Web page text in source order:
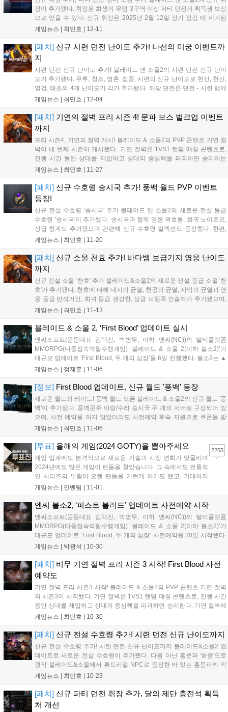
장이 추가됐다. 휘장은 희생의 무덤 3구역 이상 파티 던전의 획득권 보상
으로 얻을 수 있다. 신규 휘장은 2025년 2월 12일 정기 점검 때 제거된
다. 휘장은 낡은부터 영롱한까지 등급이 있으며, 등급에 따라 얻을 수 있
게임뉴스 | 최민호 | 12-11
[패치] 신규 시련 던전 난이도 추가! 나선의 미궁 이벤트까
지
시련 던전 신규 난이도 추가! 블레이드 앤 소울2의 시련 던전 신규 난이
도가 추가됐다. 무투, 창조, 영혼, 집중, 시련의 신규 난이도로 헌신, 천신,
영겁, 태초의 4개 난이도가 각가 추가됐다. 해당 던전은 던전 - 시련 탭에
서 입장할 수 있다. 각 던전의 주요 보상은 신선루(각인), 소울 파편, 언령
게임뉴스 | 최민호 | 12-04
[패치] 기연의 절벽 프리 시즌 4! 문파 보스 벌크업 이벤트
까지
프리 시즌4, 기연의 절벽 개시! 블레이드 & 소울2의 PVP 콘텐츠 기연 절
벽이 네 번째 시즌이 개시했다. 기연 절벽은 1VS1 랜덤 매칭 콘텐츠로,
진행 시간 동안 상대를 제압하고 상대의 중심핵을 파괴하면 승리하는
PVP 콘텐츠다. 기연 절벽에서는 '기연 절벽의 규율'이 발동, 소울 발동률/
게임뉴스 | 최민호 | 11-27
[패치] 신규 수호령 송시국 추가! 풍백 월드 PVP 이벤트
등장!
신규 전설 수호령 '송시국' 추가 블레이드 앤 소울2의 새로운 전설 등급
수호령 '송시국'이 추가됐다. 송시국과 함께 영웅 곽호룡, 희귀 노이토모,
상급 청게도 추가됐으며 관련해 신규 수호령 컬렉션도 등장했다. 한편,
신규 장신구도 추가됐다. 태초의 지배자 반지는 2차 전설반지로 +3 푸른
게임뉴스 | 최민호 | 11-20
[패치] 신규 소울 천효 추가! 바다뱀 보급기지 영웅 난이도
까지
신규 전설 소울 '천효' 추가 블레이드&소울2의 새로운 전설 등급 소울 '천
효'가 추가됐다. 천효에 더해 대지의 균열, 천공의 균열, 사막의 균열과 영
웅 등급 반석거인, 희귀 등급 권강한, 상급 낙원족 인솔자가 추가됐으며,
관련 도감 효과도 등장했다. 천효의 새로운 블레이드 효과, 각성 무공 효
게임뉴스 | 최민호 | 11-13
블레이드 & 소울 2, ‘First Blood’ 업데이트 실시
엔씨소프트(공동대표 김택진, 박병무, 이하 엔씨(NC))의 멀티플랫폼
MMORPG(다중접속역할수행게임) ‘블레이드 & 소울 2(이하 블소2)’가
대규모 업데이트 ‘First Blood, 두 개의 심장’을 6일 진행했다. 블소2는 ▲
신규 레이드 월드 풍백 ▲월드 스코어 ▲블러드 보스 ▲패스트 트랙
게임뉴스 | 정재훈 | 11-06
[정보] First Blood 업데이트, 신규 월드 '풍백' 등장
새로운 월드와 레이드! 풍백 월드 오픈 블레이드 & 소울2의 신규 월드 '풍
백'이 추가됐다. 풍백문주 아랑/수라 송시국 두 개의 서버로 구성되어 있
으며, 사전 예약을 하지 않았더라도 사전예약 후속 지원으로 쿠폰을 받
을 수 있다. 쿠폰 번호는 풍백문주 아랑 서버는
BNS2FIRSTBLOODSURA이다....
게임뉴스 | 최민호 | 11-06
[투표] 올해의 게임(2024 GOTY)을 뽑아주세요
게임 업계에도 본격적으로 새로운 기술과 시장 변화가 맞물리며
2024년에도 많은 게임이 팬들을 찾았습니다. 그 속에서도 전통적
인 시리즈의 부활이 오랜 팬들을 기쁘게 하기도 했고, 기대하지
못했던 신작이 깜짝 흥행을 거두기도 했습니다. 특히 일본은 물론
3국에 대한 기대가 높아지기도 했습니다....
게임뉴스 | 인벤팀 | 11-01
2255
엔씨 블소2, ‘퍼스트 블러드’ 업데이트 사전예약 시작
엔씨소프트(공동대표 김택진, 박병무, 이하 엔씨(NC))의 멀티플랫폼
MMORPG(다중접속역할수행게임) ‘블레이드 & 소울 2(이하 블소2)’가
대규모 업데이트 ‘First Blood, 두 개의 심장’ 사전예약을 30일 시작했다.
블소2는 신규 레이드 월드 ‘풍백’을 선보인다. 풍백은 ‘이름 없는 자’의 뒤
게임뉴스 | 박광석 | 10-30
[패치] 비무 기연 절벽 프리 시즌 3 시작! First Blood 사전
예약도
기연 절벽 프리 시즌3 시작! 블레이드 & 소울2의 PVP 콘텐츠 기연 절벽
의 시즌3이 시작됐다. 기연 절벽은 1VS1 랜덤 매칭 콘텐츠로, 진행 시간
동안 상대를 제압하고 상대의 중심핵을 파괴하면 승리한다. 기연 절벽에
서는 '기연 절벽의 규율'이 발동, 소울 발동률/상대 소울 억제력이 동일 수
게임뉴스 | 최민호 | 10-30
[패치] 신규 전설 수호령 추가! 시련 던전 신규 난이도까지
신규 전설 수호령 추가! 시련 던전 신규 난이도까지 블레이드&소울2 업
데이트로 새로운 전설 수호령이 추가됐다. 다름 아닌 홍문파 '화중'으로
원작 블레이드&소울에서 튜토리얼 NPC로 등장한 바 있는 홍문파의 막
내 캐릭터다. 화중과 함께 영웅 등급 오름, 희귀 등급 삼색거와, 상급 황
전은...
게임뉴스 | 최민호 | 10-23
[패치] 신규 파티 던전 휘장 추가, 달의 제단 충전석 획득
처 개선